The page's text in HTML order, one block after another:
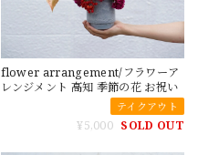
flower arrangement/フラワーア
レンジメント 高知 季節の花 お祝い
テイクアウト
¥5,000 SOLD OUT